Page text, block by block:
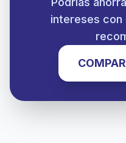
intereses con